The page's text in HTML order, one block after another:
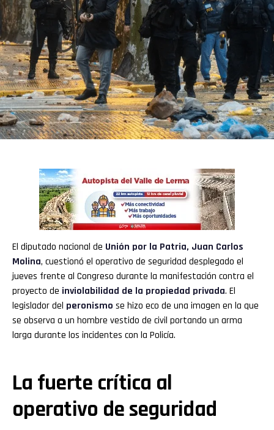
El diputado nacional de Unión por la Patria, Juan Carlos
Molina, cuestionó el operativo de seguridad desplegado el
jueves frente al Congreso durante la manifestación contra el
proyecto de inviolabilidad de la propiedad privada. El
legislador del peronismo se hizo eco de una imagen en la que
se observa a un hombre vestido de civil portando un arma
larga durante los incidentes con la Policía.
La fuerte crítica al
operativo de seguridad